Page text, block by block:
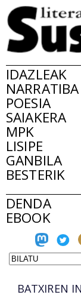
IDAZLEAK
NARRATIBA
POESIA
SAIAKERA
MPK
LISIPE
GANBILA
BESTERIK
DENDA
EBOOK
BATXIREN